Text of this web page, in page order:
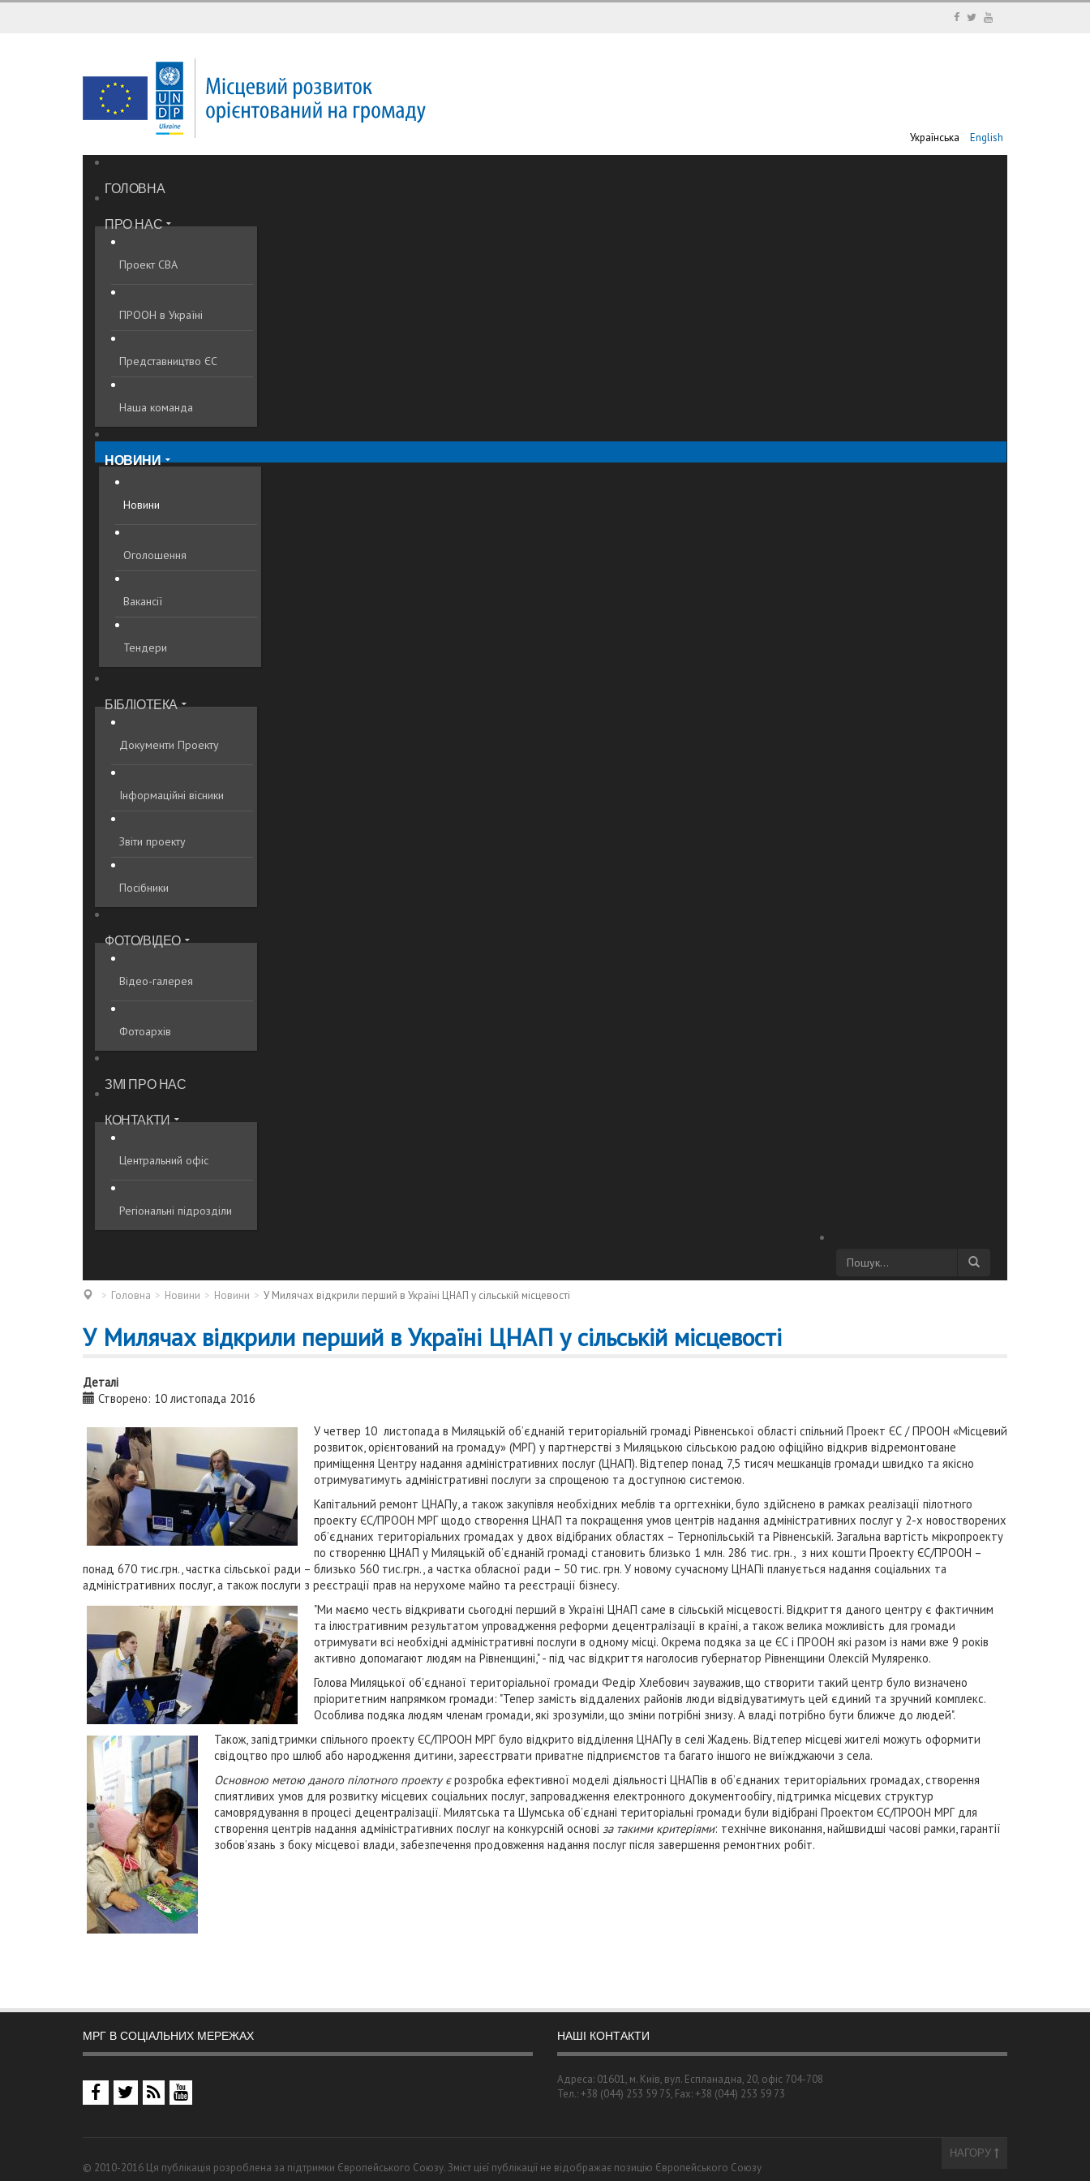
Українська English
ГОЛОВНА
ПРО НАС
Проект CBA
ПРООН в Україні
Представництво ЄС
Наша команда
НОВИНИ
Новини
Оголошення
Вакансії
Тендери
БІБЛІОТЕКА
Документи Проекту
Інформаційні вісники
Звіти проекту
Посібники
ФОТО/ВІДЕО
Відео-галерея
Фотоархів
ЗМІ ПРО НАС
КОНТАКТИ
Центральний офіс
Регіональні підрозділи
Головна Новини Новини У Милячах відкрили перший в Україні ЦНАП у сільській місцевості
У Милячах відкрили перший в Україні ЦНАП у сільській місцевості
Деталі
Створено: 10 листопада 2016
У четвер 10 листопада в Миляцькій об’єднаній територіальній громаді Рівненської області спільний Проект ЄС / ПРООН «Місцевий
розвиток, орієнтований на громаду» (МРГ) у партнерстві з Миляцькою сільською радою офіційно відкрив відремонтоване
приміщення Центру надання адміністративних послуг (ЦНАП). Відтепер понад 7,5 тисяч мешканців громади швидко та якісно
отримуватимуть адміністративні послуги за спрощеною та доступною системою.
Капітальний ремонт ЦНАПу, а також закупівля необхідних меблів та оргтехніки, було здійснено в рамках реалізації пілотного
проекту ЄС/ПРООН МРГ щодо створення ЦНАП та покращення умов центрів надання адміністративних послуг у 2-х новостворених
об’єднаних територіальних громадах у двох відібраних областях – Тернопільській та Рівненській. Загальна вартість мікропроекту
по створенню ЦНАП у Миляцькій об’єднаній громаді становить близько 1 млн. 286 тис. грн., з них кошти Проекту ЄС/ПРООН –
понад 670 тис.грн., частка сільської ради – близько 560 тис.грн., а частка обласної ради – 50 тис. грн. У новому сучасному ЦНАПі планується надання соціальних та
адміністративних послуг, а також послуги з реєстрації прав на нерухоме майно та реєстрації бізнесу.
"Ми маємо честь відкривати сьогодні перший в Україні ЦНАП саме в сільській місцевості. Відкриття даного центру є фактичним
та ілюстративним результатом упровадження реформи децентралізації в країні, а також велика можливість для громади
отримувати всі необхідні адміністративні послуги в одному місці. Окрема подяка за це ЄС і ПРООН які разом із нами вже 9 років
активно допомагают людям на Рівненщині," - під час відкриття наголосив губернатор Рівненщини Олексій Муляренко.
Голова Миляцької об'єднаної територіальної громади Федір Хлебович зауважив, що створити такий центр було визначено
пріоритетним напрямком громади: "Тепер замість віддалених районів люди відвідуватимуть цей єдиний та зручний комплекс.
Особлива подяка людям членам громади, які зрозуміли, що зміни потрібні знизу. А владі потрібно бути ближче до людей".
Також, запідтримки спільного проекту ЄС/ПРООН МРГ було відкрито відділення ЦНАПу в селі Жадень. Відтепер місцеві жителі можуть оформити
свідоцтво про шлюб або народження дитини, зареєстрвати приватне підприємстов та багато іншого не виїжджаючи з села.
Основною метою даного пілотного проекту єрозробка ефективної моделі діяльності ЦНАПів в об’єднаних територіальних громадах, створення
спиятливих умов для розвитку місцевих соціальних послуг, запровадження електронного документообігу, підтримка місцевих структур
самоврядування в процесі децентралізації. Милятська та Шумська об’єднані територіальні громади були відібрані Проектом ЄС/ПРООН МРГ для
створення центрів надання адміністративних послуг на конкурсній основі за такими критеріями: технічне виконання, найшвидші часові рамки, гарантії
зобов’язань з боку місцевої влади, забезпечення продовження надання послуг після завершення ремонтних робіт.
МРГ В СОЦІАЛЬНИХ МЕРЕЖАХ НАШІ КОНТАКТИ
Адреса: 01601, м. Київ, вул. Еспланадна, 20, офіс 704-708
Тел.: +38 (044) 253 59 75, Fax: +38 (044) 253 59 73
НАГОРУ
© 2010-2016 Ця публікація розроблена за підтримки Європейського Союзу. Зміст цієї публікації не відображає позицію Європейського Союзу